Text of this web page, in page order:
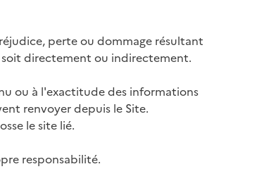
perte ou dommage résultant
directement ou indirectement.
ou à l'exactitude des informations
renvoyer depuis le Site.
le site lié.
responsabilité.